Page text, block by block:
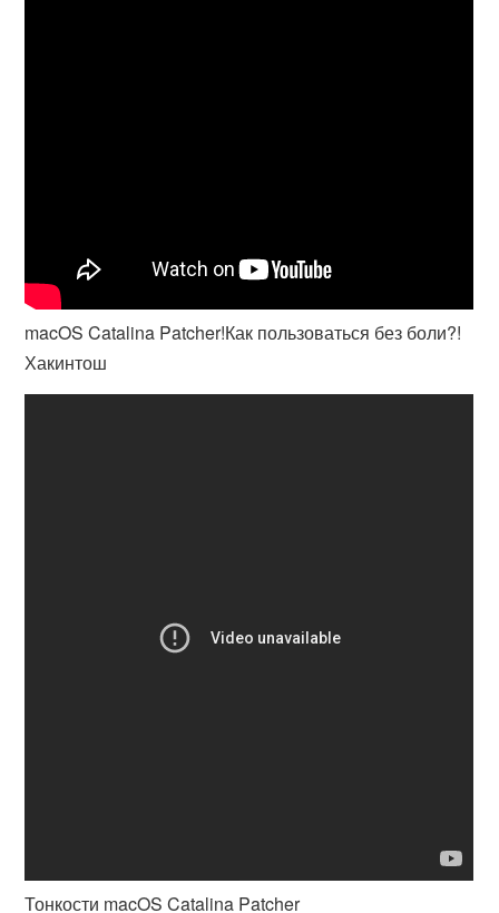
macOS Catalina Patcher!Как пользоваться без боли?!
Хакинтош
Тонкости macOS Catalina Patcher